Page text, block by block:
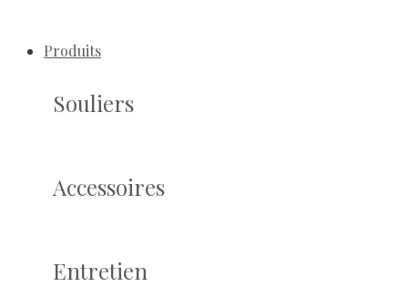
Produits
Souliers
Accessoires
Entretien